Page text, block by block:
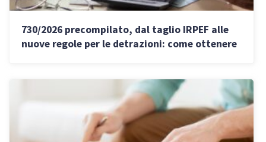
730/2026 precompilato, dal taglio IRPEF alle
nuove regole per le detrazioni: come ottenere